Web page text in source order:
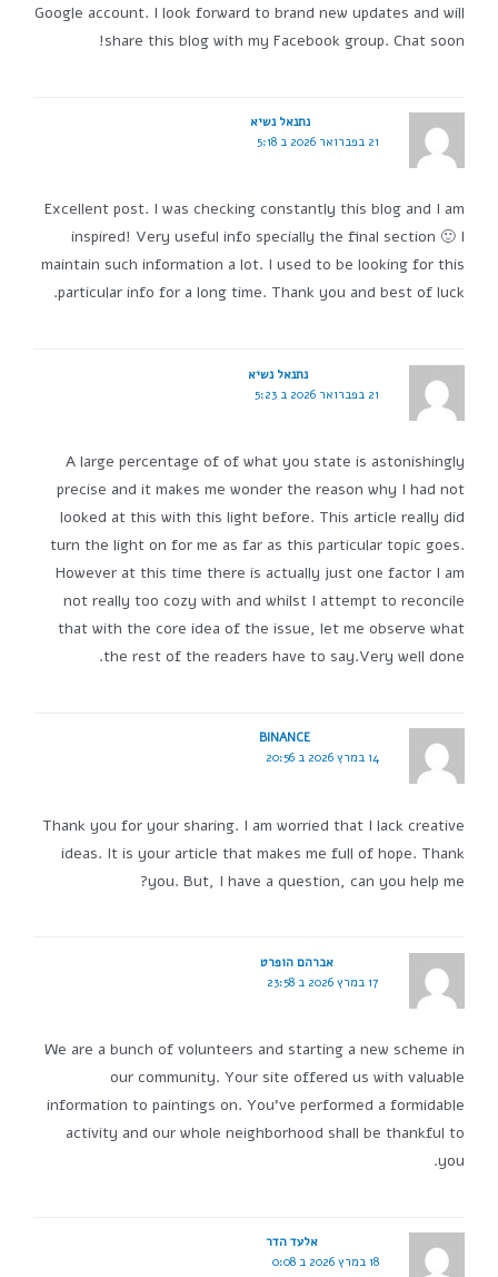
Google account. I look forward to brand new updates and will
share this blog with my Facebook group. Chat soon!
נתנאל נשיא
21 בפברואר 2026 ב 5:18
Excellent post. I was checking constantly this blog and I am
inspired! Very useful info specially the final section 🙂 I
maintain such information a lot. I used to be looking for this
particular info for a long time. Thank you and best of luck.
נתנאל נשיא
21 בפברואר 2026 ב 5:23
A large percentage of of what you state is astonishingly
precise and it makes me wonder the reason why I had not
looked at this with this light before. This article really did
turn the light on for me as far as this particular topic goes.
However at this time there is actually just one factor I am
not really too cozy with and whilst I attempt to reconcile
that with the core idea of the issue, let me observe what
the rest of the readers have to say.Very well done.
BINANCE
14 במרץ 2026 ב 20:56
Thank you for your sharing. I am worried that I lack creative
ideas. It is your article that makes me full of hope. Thank
you. But, I have a question, can you help me?
אברהם הופרט
17 במרץ 2026 ב 23:58
We are a bunch of volunteers and starting a new scheme in
our community. Your site offered us with valuable
information to paintings on. You've performed a formidable
activity and our whole neighborhood shall be thankful to
you.
אלעד הדר
18 במרץ 2026 ב 0:08